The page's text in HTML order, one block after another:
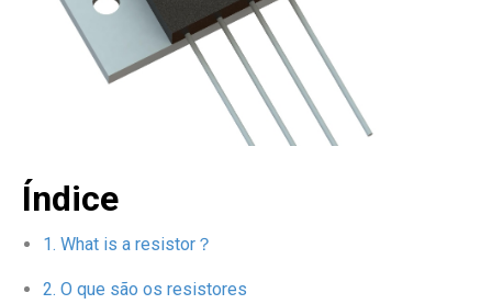
Índice
What is a resistor？
O que são os resistores